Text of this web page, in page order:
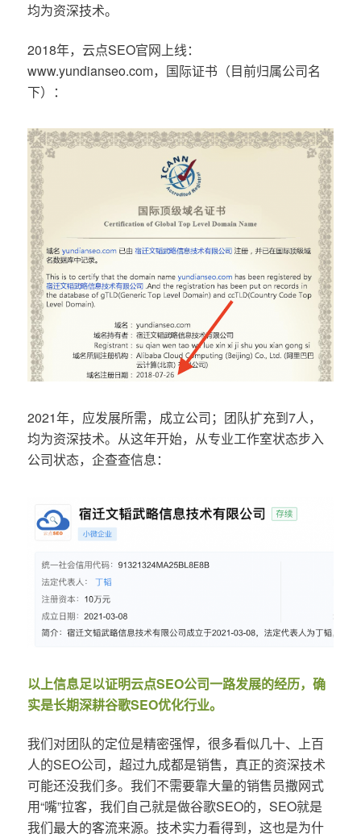
均为资深技术。
2018年，云点SEO官网上线：
www.yundianseo.com，国际证书（目前归属公司名
下）：
2021年，应发展所需，成立公司；团队扩充到7人，
均为资深技术。从这年开始，从专业工作室状态步入
公司状态，企查查信息：
以上信息足以证明云点SEO公司一路发展的经历，确
实是长期深耕谷歌SEO优化行业。
我们对团队的定位是精密强悍，很多看似几十、上百
人的SEO公司，超过九成都是销售，真正的资深技术
可能还没我们多。我们不需要靠大量的销售员撒网式
用“嘴”拉客，我们自己就是做谷歌SEO的，SEO就是
我们最大的客流来源。技术实力看得到，这也是为什